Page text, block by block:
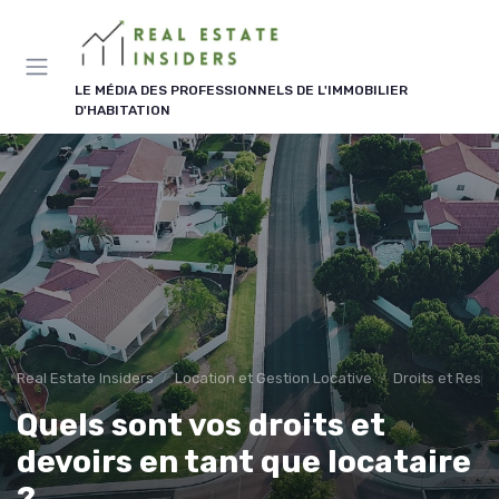
LE MÉDIA DES PROFESSIONNELS DE L'IMMOBILIER
D'HABITATION
Real Estate Insiders Location et Gestion Locative Droits et
Quels sont vos droits et
devoirs en tant que locataire